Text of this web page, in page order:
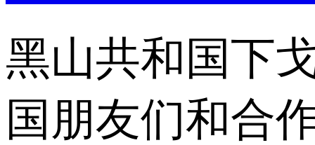
黑山共和国下
国朋友们和合